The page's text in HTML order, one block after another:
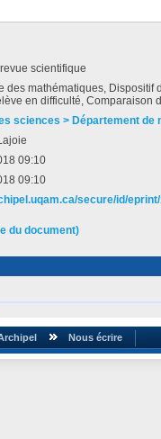
scientifique
des mathématiques, Dispositif
en difficulté, Comparaison
sciences > Département de
09:10
09:10
secure/id/
du document)
Nous écrire